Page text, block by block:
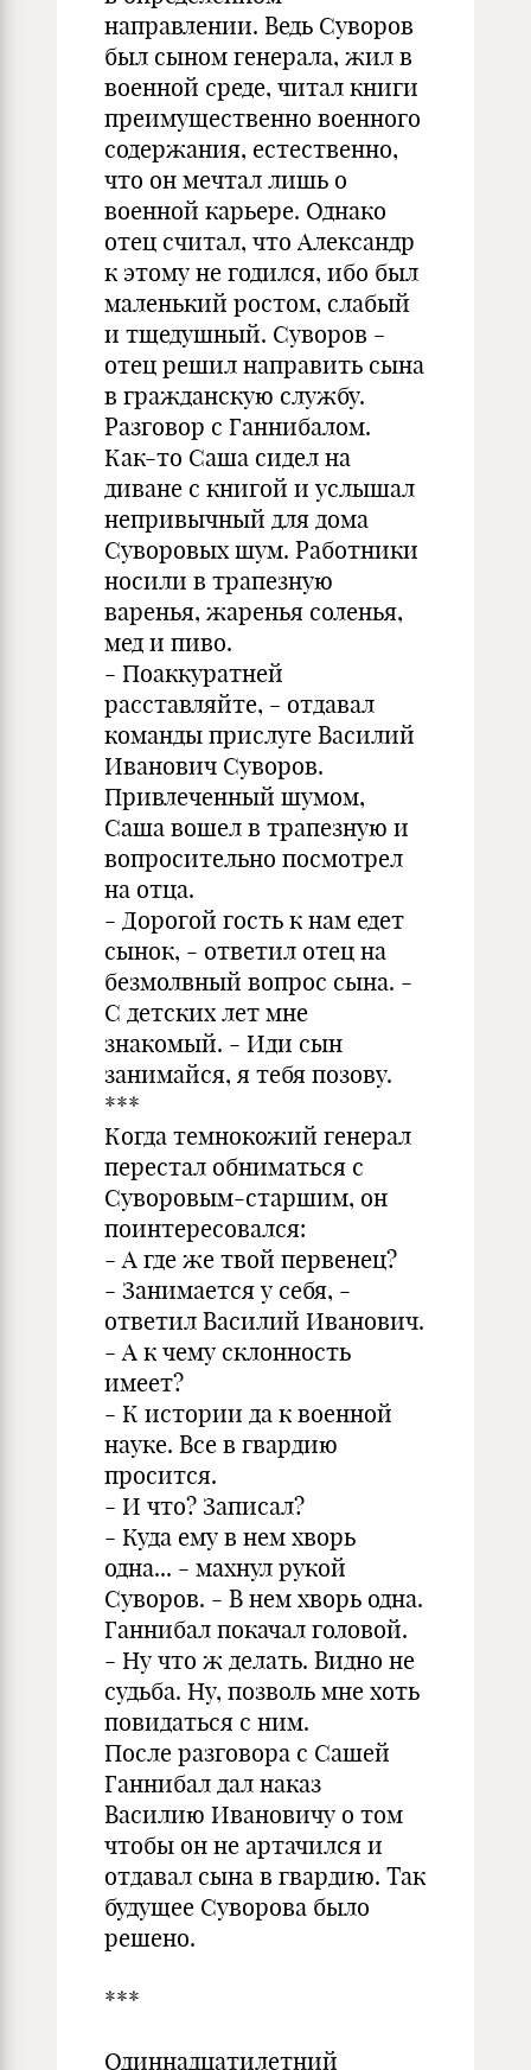
направлении. Ведь Суворов
был сыном генерала, жил в
военной среде, читал книги
преимущественно военного
содержания, естественно,
что он мечтал лишь о
военной карьере. Однако
отец считал, что Александр
к этому не годился, ибо был
маленький ростом, слабый
и тщедушный. Суворов -
отец решил направить сына
в гражданскую службу.
Разговор с Ганнибалом.
Как-то Саша сидел на
диване с книгой и услышал
непривычный для дома
Суворовых шум. Работники
носили в трапезную
варенья, жаренья соленья,
мед и пиво.
- Поаккуратней
расставляйте, - отдавал
команды прислуге Василий
Иванович Суворов.
Привлеченный шумом,
Саша вошел в трапезную и
вопросительно посмотрел
на отца.
- Дорогой гость к нам едет
сынок, - ответил отец на
безмолвный вопрос сына. -
С детских лет мне
знакомый. - Иди сын
занимайся, я тебя позову.
***
Когда темнокожий генерал
перестал обниматься с
Суворовым-старшим, он
поинтересовался:
- А где же твой первенец?
- Занимается у себя, -
ответил Василий Иванович.
- А к чему склонность
имеет?
- К истории да к военной
науке. Все в гвардию
просится.
- И что? Записал?
- Куда ему в нем хворь
одна... - махнул рукой
Суворов. - В нем хворь одна.
Ганнибал покачал головой.
- Ну что ж делать. Видно не
судьба. Ну, позволь мне хоть
повидаться с ним.
После разговора с Сашей
Ганнибал дал наказ
Василию Ивановичу о том
чтобы он не артачился и
отдавал сына в гвардию. Так
будущее Суворова было
решено.
***
Одиннадцатилетний